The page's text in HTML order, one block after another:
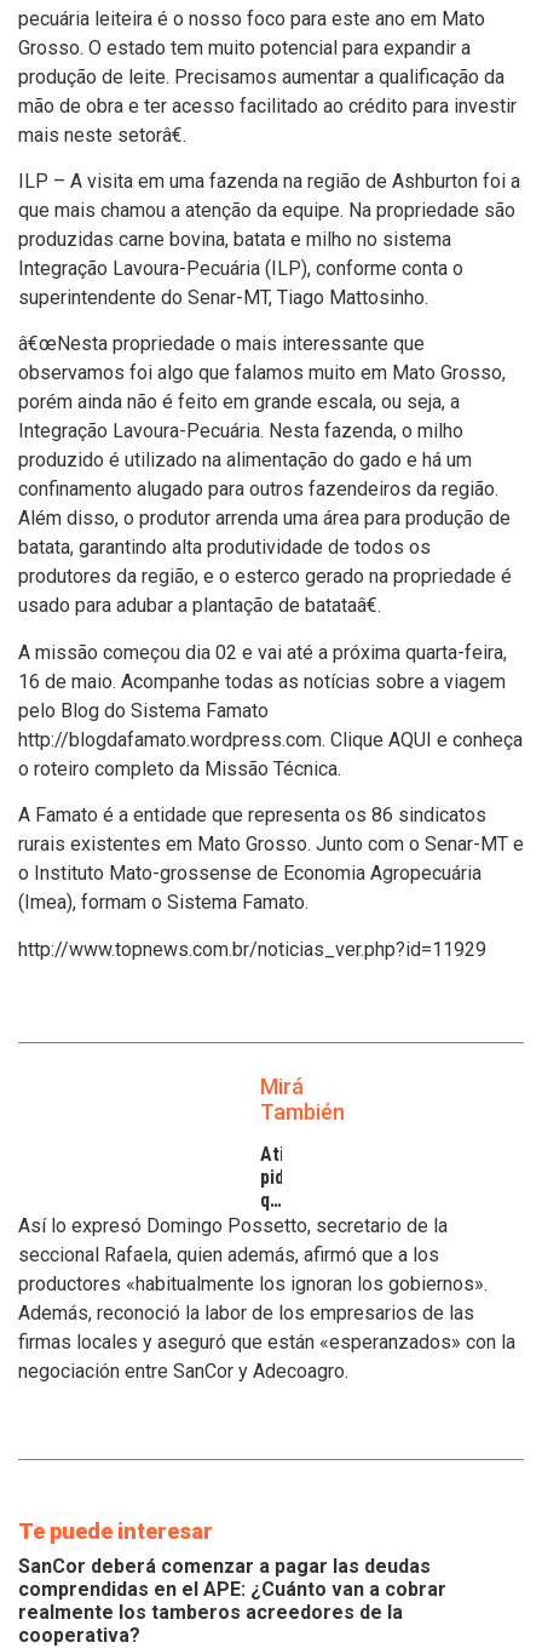
pecuária leiteira é o nosso foco para este ano em Mato
Grosso. O estado tem muito potencial para expandir a
produção de leite. Precisamos aumentar a qualificação da
mão de obra e ter acesso facilitado ao crédito para investir
mais neste setorâ€.
ILP – A visita em uma fazenda na região de Ashburton foi a
que mais chamou a atenção da equipe. Na propriedade são
produzidas carne bovina, batata e milho no sistema
Integração Lavoura-Pecuária (ILP), conforme conta o
superintendente do Senar-MT, Tiago Mattosinho.
â€œNesta propriedade o mais interessante que
observamos foi algo que falamos muito em Mato Grosso,
porém ainda não é feito em grande escala, ou seja, a
Integração Lavoura-Pecuária. Nesta fazenda, o milho
produzido é utilizado na alimentação do gado e há um
confinamento alugado para outros fazendeiros da região.
Além disso, o produtor arrenda uma área para produção de
batata, garantindo alta produtividade de todos os
produtores da região, e o esterco gerado na propriedade é
usado para adubar a plantação de batataâ€.
A missão começou dia 02 e vai até a próxima quarta-feira,
16 de maio. Acompanhe todas as notí­cias sobre a viagem
pelo Blog do Sistema Famato
http://blogdafamato.wordpress.com. Clique AQUI e conheça
o roteiro completo da Missão Técnica.
A Famato é a entidade que representa os 86 sindicatos
rurais existentes em Mato Grosso. Junto com o Senar-MT e
o Instituto Mato-grossense de Economia Agropecuária
(Imea), formam o Sistema Famato.
http://www.topnews.com.br/noticias_ver.php?id=11929
Mirá
También
Atilra
pide
que
se
atiendan
los
inconvenientes
de
los
tamberos
Así lo expresó Domingo Possetto, secretario de la
seccional Rafaela, quien además, afirmó que a los
productores «habitualmente los ignoran los gobiernos».
Además, reconoció la labor de los empresarios de las
firmas locales y aseguró que están «esperanzados» con la
negociación entre SanCor y Adecoagro.
Te puede interesar
SanCor deberá comenzar a pagar las deudas
comprendidas en el APE: ¿Cuánto van a cobrar
realmente los tamberos acreedores de la
cooperativa?